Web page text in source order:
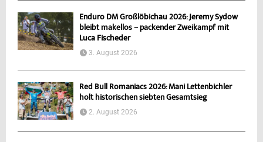
Enduro DM Großlöbichau 2026: Jeremy Sydow
bleibt makellos – packender Zweikampf mit
Luca Fischeder
3. August 2026
Red Bull Romaniacs 2026: Mani Lettenbichler
holt historischen siebten Gesamtsieg
2. August 2026